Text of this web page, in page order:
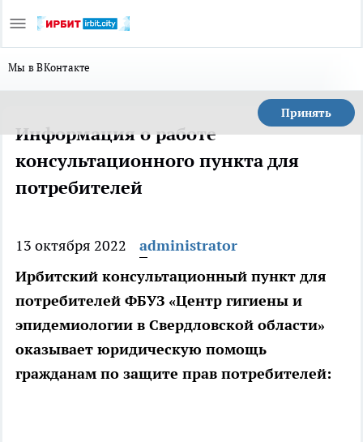
Мы в ВКонтакте
Принять
Информация о работе
консультационного пункта для
потребителей
13 октября 2022
administrator
Ирбитский консультационный пункт для
потребителей ФБУЗ «Центр гигиены и
эпидемиологии в Свердловской области»
оказывает юридическую помощь
гражданам по защите прав потребителей: